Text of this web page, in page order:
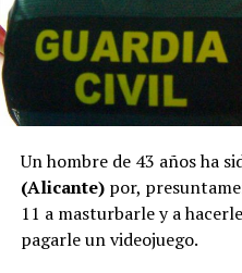
Un hombre de 43 años ha
(Alicante)por,
11 a masturbarle y a
pagarle un videojuego.